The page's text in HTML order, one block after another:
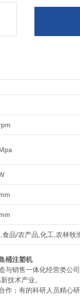
食品/农产品,化工,农林牧
桶注塑机
与销售一体化经营类公
技术产业。
作；有的科研人员精心